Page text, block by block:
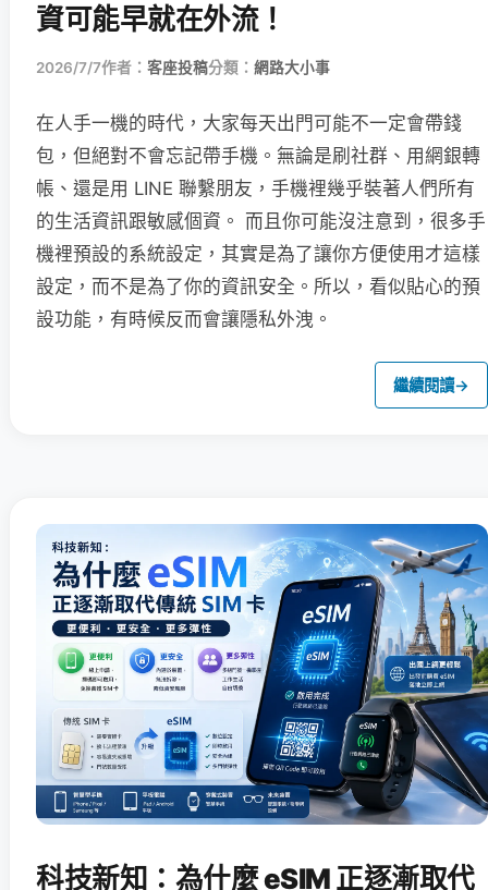
資可能早就在外流！
2026/7/7作者： 客座投稿分類： 網路大小事
在人手一機的時代，大家每天出門可能不一定會帶錢
包，但絕對不會忘記帶手機。無論是刷社群、用網銀轉
帳、還是用 LINE 聯繫朋友，手機裡幾乎裝著人們所有
的生活資訊跟敏感個資。 而且你可能沒注意到，很多手
機裡預設的系統設定，其實是為了讓你方便使用才這樣
設定，而不是為了你的資訊安全。所以，看似貼心的預
設功能，有時候反而會讓隱私外洩。
繼續閱讀→
科技新知：為什麼 eSIM 正逐漸取代